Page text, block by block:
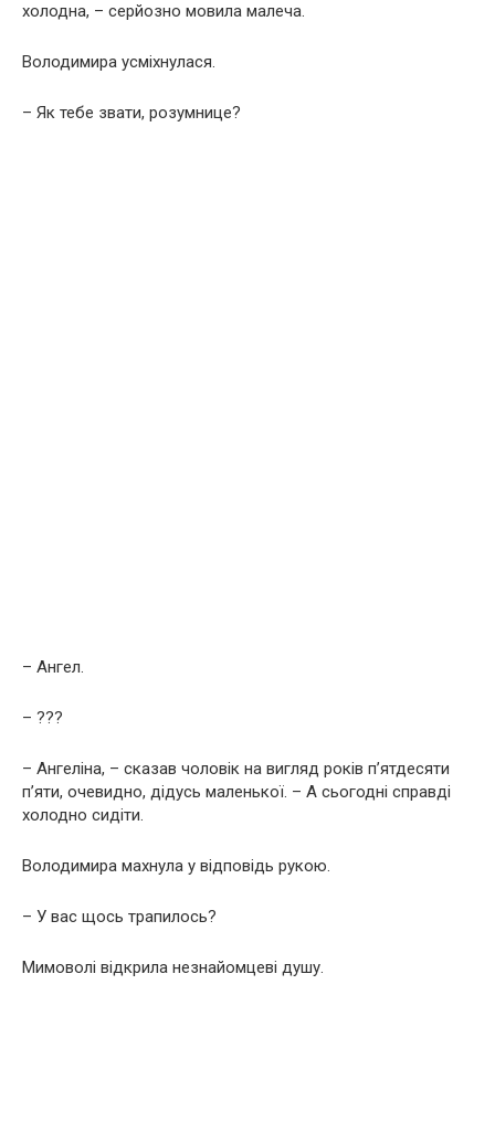
холодна, – серйозно мовила малеча.
Володимира усміхнулася.
– Як тебе звати, розумнице?
– Ангел.
– ???
– Ангеліна, – сказав чоловік на вигляд років п’ятдесяти
п’яти, очевидно, дідусь маленької. – А сьогодні справді
холодно сидіти.
Володимира махнула у відповідь рукою.
– У вас щось трапилось?
Мимоволі відкрила незнайомцеві дyшу.